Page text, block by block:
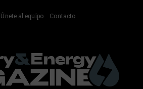
Únete al equipo Contacto